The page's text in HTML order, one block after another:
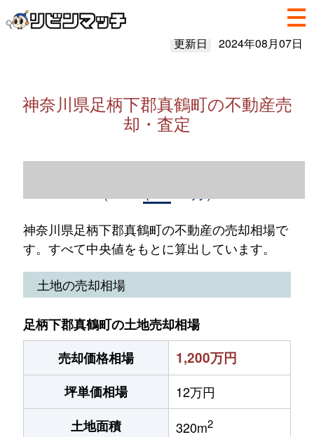
更新日 2024年08月07日
神奈川県足柄下郡真鶴町の不動産売
却・査定
神奈川県足柄下郡真鶴町の不動産の売却相場で
す。すべて中央値をもとに算出しています。
土地の売却相場
足柄下郡真鶴町の土地売却相場
売却価格相場
1,200万円
坪単価相場
12万円
土地面積
320m2